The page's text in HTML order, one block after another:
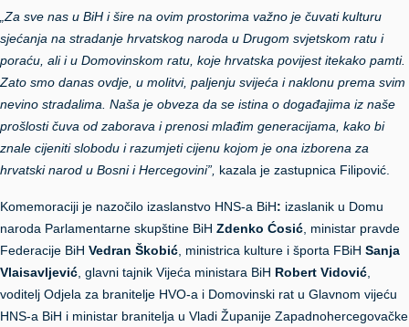
„Za sve nas u BiH i šire na ovim prostorima važno je čuvati kulturu
sjećanja na stradanje hrvatskog naroda u Drugom svjetskom ratu i
poraću, ali i u Domovinskom ratu, koje hrvatska povijest itekako pamti.
Zato smo danas ovdje, u molitvi, paljenju svijeća i naklonu prema svim
nevino stradalima. Naša je obveza da se istina o događajima iz naše
prošlosti čuva od zaborava i prenosi mlađim generacijama, kako bi
znale cijeniti slobodu i razumjeti cijenu kojom je ona izborena za
hrvatski narod u Bosni i Hercegovini”, kazala je zastupnica Filipović.
Komemoraciji je nazočilo izaslanstvo HNS-a BiH: izaslanik u Domu
naroda Parlamentarne skupštine BiH Zdenko Ćosić , ministar pravde
Federacije BiH Vedran Škobić , ministrica kulture i športa FBiH Sanja
Vlaisavljević , glavni tajnik Vijeća ministara BiH Robert Vidović
voditelj Odjela za branitelje HVO-a i Domovinski rat u Glavnom vijeću
HNS-a BiH i ministar branitelja u Vladi Županije Zapadnohercegovačke